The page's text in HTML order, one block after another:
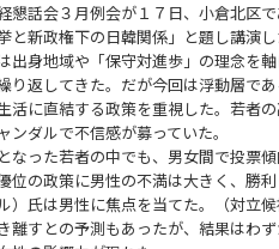
懇話会３月例会が１７日、小倉北区
と新政権下の日韓関係」と題し講演し
出身地域や「保守対進歩」の理念を
り返してきた。だが今回は浮動層で
活に直結する政策を重視した。若者
ンダルで不信感が募っていた。
なった若者の中でも、男女間で投票傾
位の政策に男性の不満は大きく、勝
）氏は男性に焦点を当てた。（対立
離すとの予測もあったが、結果はわ